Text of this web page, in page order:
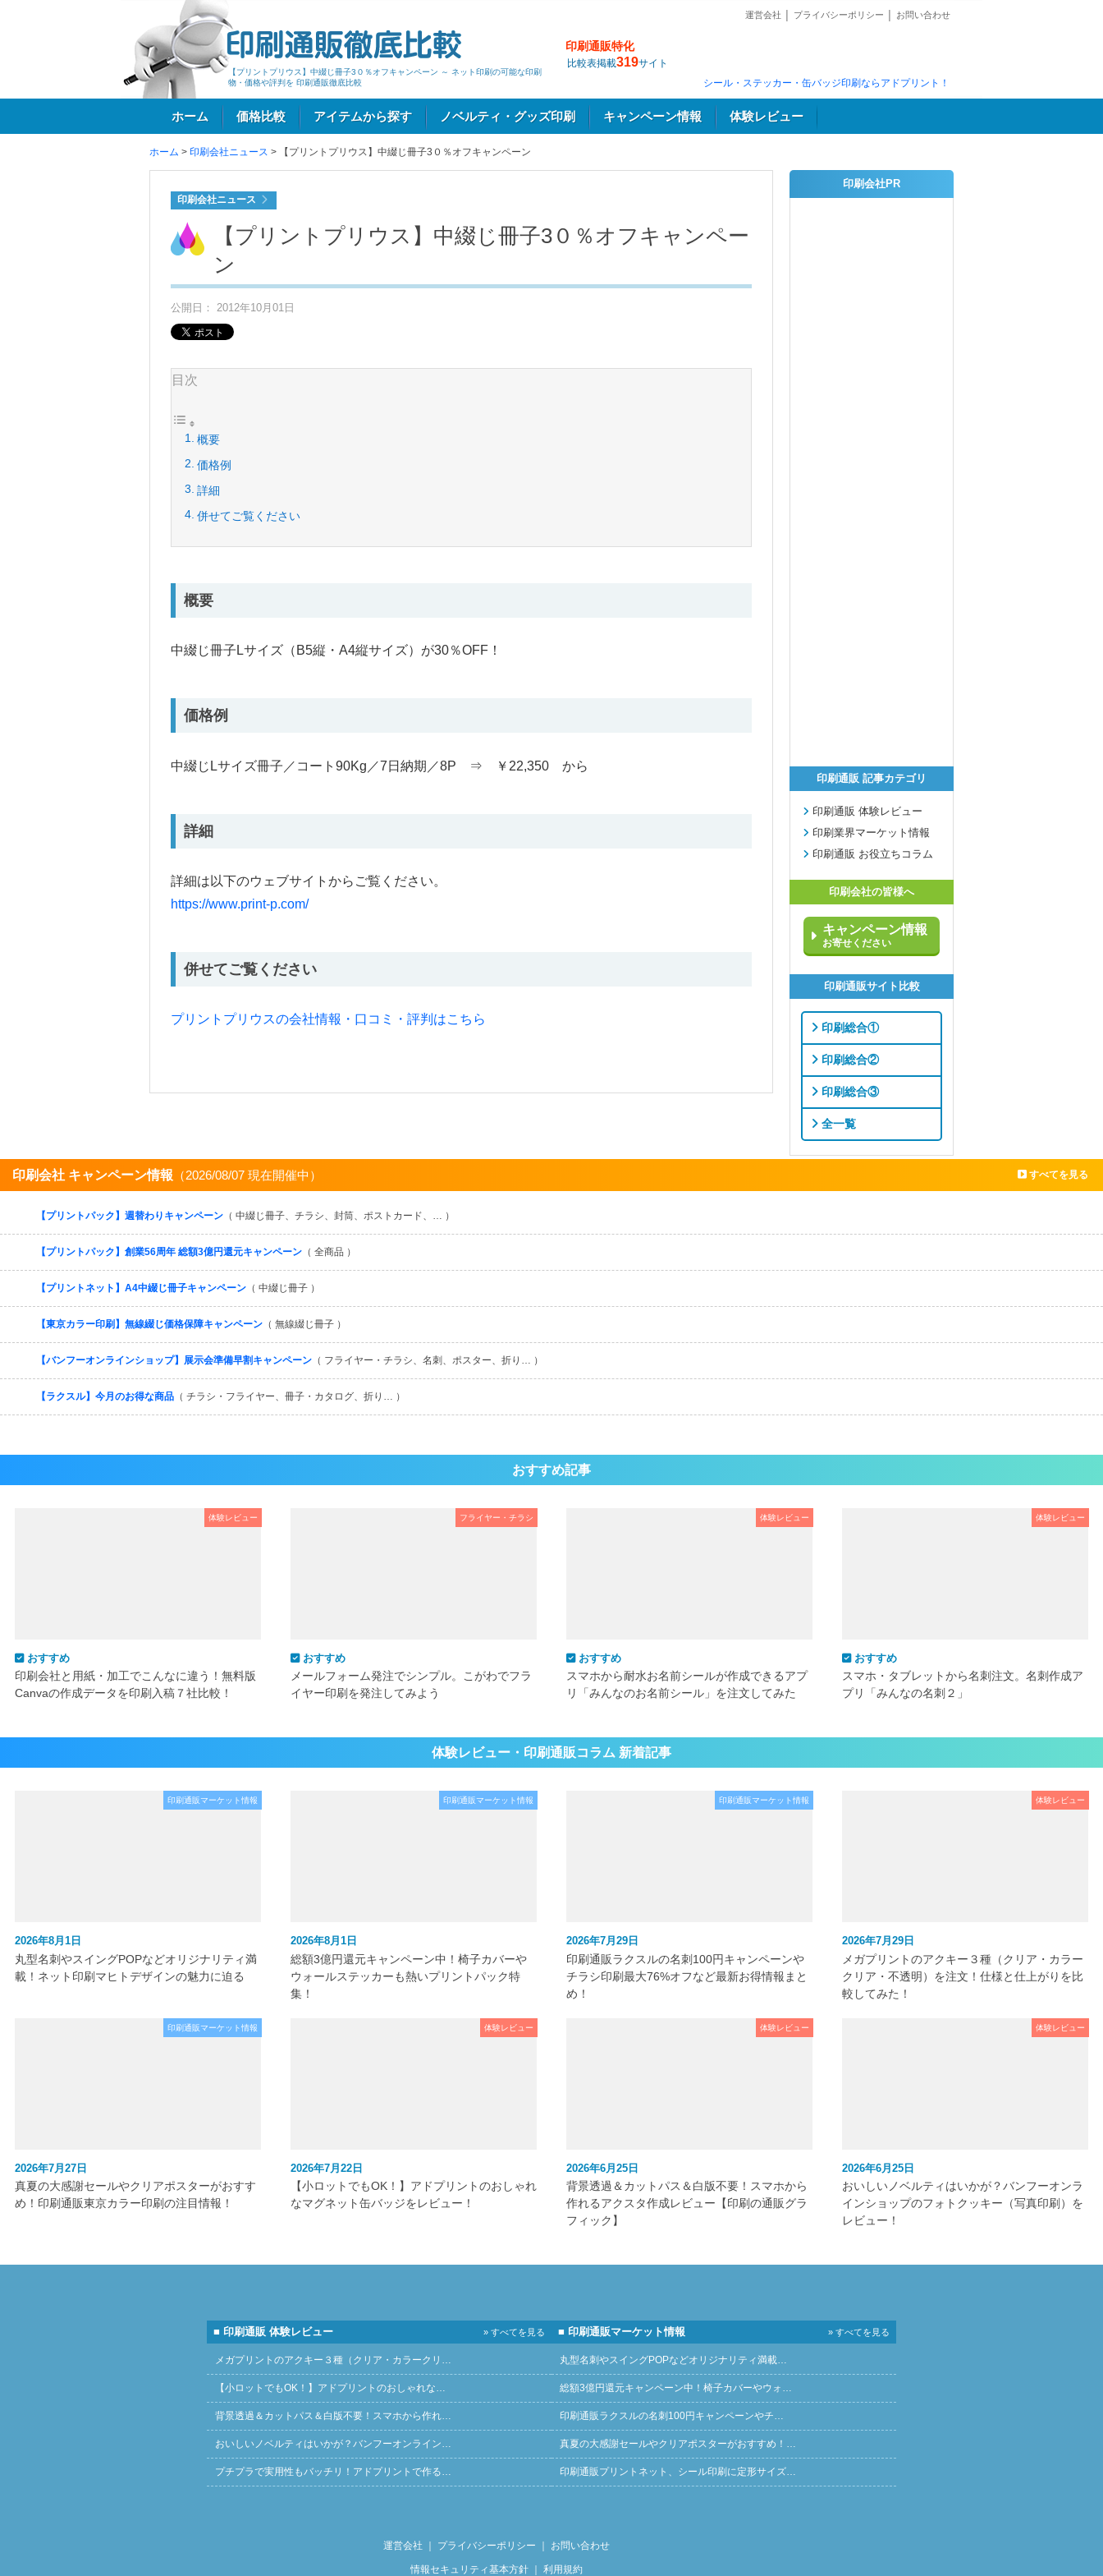
【プリントプリウス】中綴じ冊子3０％オフキャンペーン ～ ネット印刷の可能な印刷
物・価格や評判を 印刷通販徹底比較
印刷通販特化
比較表掲載319サイト
運営会社 プライバシーポリシー お問い合わせ
シール・ステッカー・缶バッジ印刷ならアドプリント！
ホーム 価格比較 アイテムから探す ノベルティ・グッズ印刷 キャンペーン情報 体験レビュー
ホーム > 印刷会社ニュース > 【プリントプリウス】中綴じ冊子3０％オフキャンペーン
印刷会社ニュース
【プリントプリウス】中綴じ冊子3０％オフキャンペー
ン
公開日： 2012年10月01日
目次
概要
価格例
詳細
併せてご覧ください
概要
中綴じ冊子Lサイズ（B5縦・A4縦サイズ）が30％OFF！
価格例
中綴じLサイズ冊子／コート90Kg／7日納期／8P ⇒ ￥22,350 から
詳細
詳細は以下のウェブサイトからご覧ください。
https://www.print-p.com/
併せてご覧ください
プリントプリウスの会社情報・口コミ・評判はこちら
印刷会社PR
印刷通販 記事カテゴリ
印刷通販 体験レビュー
印刷業界マーケット情報
印刷通販 お役立ちコラム
印刷会社の皆様へ
キャンペーン情報
お寄せください
印刷通販サイト比較
印刷総合①
印刷総合②
印刷総合③
全一覧
印刷会社 キャンペーン情報 （2026/08/07 現在開催中） すべてを見る
【プリントパック】週替わりキャンペーン （ 中綴じ冊子、チラシ、封筒、ポストカード、… ）
【プリントパック】創業56周年 総額3億円還元キャンペーン （ 全商品 ）
【プリントネット】A4中綴じ冊子キャンペーン （ 中綴じ冊子 ）
【東京カラー印刷】無線綴じ価格保障キャンペーン （ 無線綴じ冊子 ）
【バンフーオンラインショップ】展示会準備早割キャンペーン （ フライヤー・チラシ、名刺、ポスター、折り… ）
【ラクスル】今月のお得な商品 （ チラシ・フライヤー、冊子・カタログ、折り… ）
おすすめ記事
体験レビュー
おすすめ
印刷会社と用紙・加工でこんなに違う！無料版
Canvaの作成データを印刷入稿７社比較！
フライヤー・チラシ
おすすめ
メールフォーム発注でシンプル。こがわでフラ
イヤー印刷を発注してみよう
体験レビュー
おすすめ
スマホから耐水お名前シールが作成できるアプ
リ「みんなのお名前シール」を注文してみた
体験レビュー
おすすめ
スマホ・タブレットから名刺注文。名刺作成ア
プリ「みんなの名刺２」
体験レビュー・印刷通販コラム 新着記事
印刷通販マーケット情報
2026年8月1日
丸型名刺やスイングPOPなどオリジナリティ満
載！ネット印刷マヒトデザインの魅力に迫る
印刷通販マーケット情報
2026年8月1日
総額3億円還元キャンペーン中！椅子カバーや
ウォールステッカーも熱いプリントパック特
集！
印刷通販マーケット情報
2026年7月29日
印刷通販ラクスルの名刺100円キャンペーンや
チラシ印刷最大76%オフなど最新お得情報まと
め！
体験レビュー
2026年7月29日
メガプリントのアクキー３種（クリア・カラー
クリア・不透明）を注文！仕様と仕上がりを比
較してみた！
印刷通販マーケット情報
2026年7月27日
真夏の大感謝セールやクリアポスターがおすす
め！印刷通販東京カラー印刷の注目情報！
体験レビュー
2026年7月22日
【小ロットでもOK！】アドプリントのおしゃれ
なマグネット缶バッジをレビュー！
体験レビュー
2026年6月25日
背景透過＆カットパス＆白版不要！スマホから
作れるアクスタ作成レビュー【印刷の通販グラ
フィック】
体験レビュー
2026年6月25日
おいしいノベルティはいかが？バンフーオンラ
インショップのフォトクッキー（写真印刷）を
レビュー！
■ 印刷通販 体験レビュー » すべてを見る
メガプリントのアクキー３種（クリア・カラークリ…
【小ロットでもOK！】アドプリントのおしゃれな…
背景透過＆カットパス＆白版不要！スマホから作れ…
おいしいノベルティはいかが？バンフーオンライン…
プチプラで実用性もバッチリ！アドプリントで作る…
■ 印刷通販マーケット情報 » すべてを見る
丸型名刺やスイングPOPなどオリジナリティ満載…
総額3億円還元キャンペーン中！椅子カバーやウォ…
印刷通販ラクスルの名刺100円キャンペーンやチ…
真夏の大感謝セールやクリアポスターがおすすめ！…
印刷通販プリントネット、シール印刷に定形サイズ…
運営会社 プライバシーポリシー お問い合わせ
情報セキュリティ基本方針｜ 利用規約